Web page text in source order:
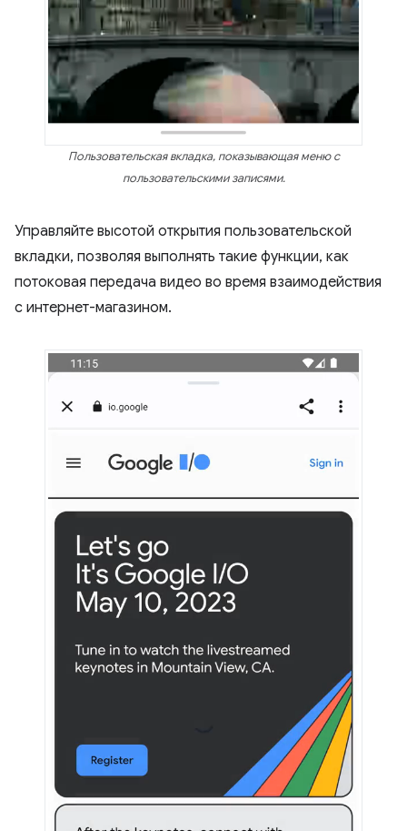
Пользовательская вкладка, показывающая меню с
пользовательскими записями.
Управляйте высотой открытия пользовательской
вкладки, позволяя выполнять такие функции, как
потоковая передача видео во время взаимодействия
с интернет-магазином.